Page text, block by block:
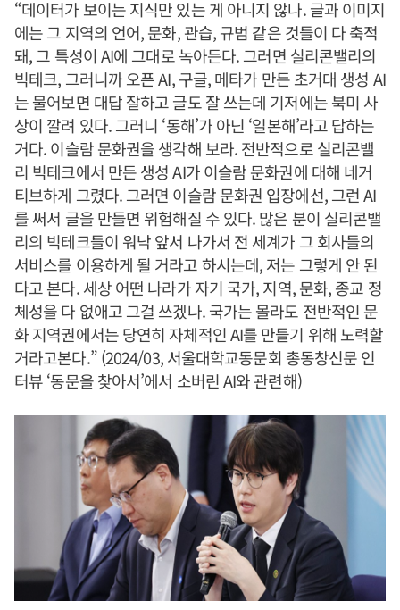
“데이터가 보이는 지식만 있는 게 아니지 않나. 글과 이미지
에는 그 지역의 언어, 문화, 관습, 규범 같은 것들이 다 축적
돼, 그 특성이 AI에 그대로 녹아든다. 그러면 실리콘밸리의
빅테크, 그러니까 오픈 AI, 구글, 메타가 만든 초거대 생성 AI
는 물어보면 대답 잘하고 글도 잘 쓰는데 기저에는 북미 사
상이 깔려 있다. 그러니 ‘동해’가 아닌 ‘일본해’라고 답하는
거다. 이슬람 문화권을 생각해 보라. 전반적으로 실리콘밸
리 빅테크에서 만든 생성 AI가 이슬람 문화권에 대해 네거
티브하게 그렸다. 그러면 이슬람 문화권 입장에선, 그런 AI
를 써서 글을 만들면 위험해질 수 있다. 많은 분이 실리콘밸
리의 빅테크들이 워낙 앞서 나가서 전 세계가 그 회사들의
서비스를 이용하게 될 거라고 하시는데, 저는 그렇게 안 된
다고 본다. 세상 어떤 나라가 자기 국가, 지역, 문화, 종교 정
체성을 다 없애고 그걸 쓰겠나. 국가는 몰라도 전반적인 문
화 지역권에서는 당연히 자체적인 AI를 만들기 위해 노력할
거라고본다.” (2024/03, 서울대학교동문회 총동창신문 인
터뷰 ‘동문을 찾아서’에서 소버린 AI와 관련해)